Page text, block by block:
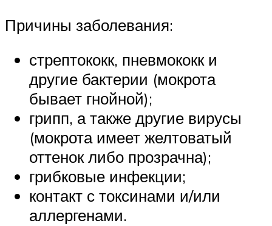
Причины заболевания:
стрептококк, пневмококк и
другие бактерии (мокрота
бывает гнойной);
грипп, а также другие вирусы
(мокрота имеет желтоватый
оттенок либо прозрачна);
грибковые инфекции;
контакт с токсинами и/или
аллергенами.